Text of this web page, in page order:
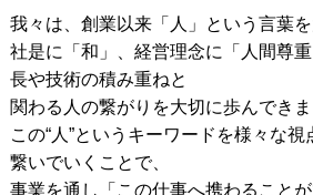
我々は、創業以来「人」という言葉を
社是に「和」、経営理念に「人間尊
長や技術の積み重ねと
関わる人の繋がりを大切に歩んできま
この“人”というキーワードを様々な
繋いでいくことで、
事業を通し「この仕事へ携わること